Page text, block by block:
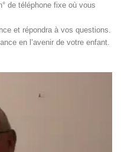
de téléphone fixe où vous
et répondra à vos questions.
en l’avenir de votre enfant.